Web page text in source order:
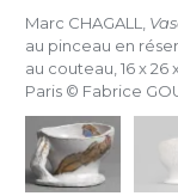
Marc CHAGALL,
au pinceau en
au couteau, 16 x
Paris © Fabrice